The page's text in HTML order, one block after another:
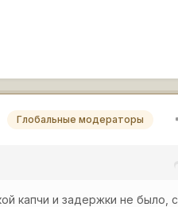
Глобальные модераторы
капчи и задержки не было, с